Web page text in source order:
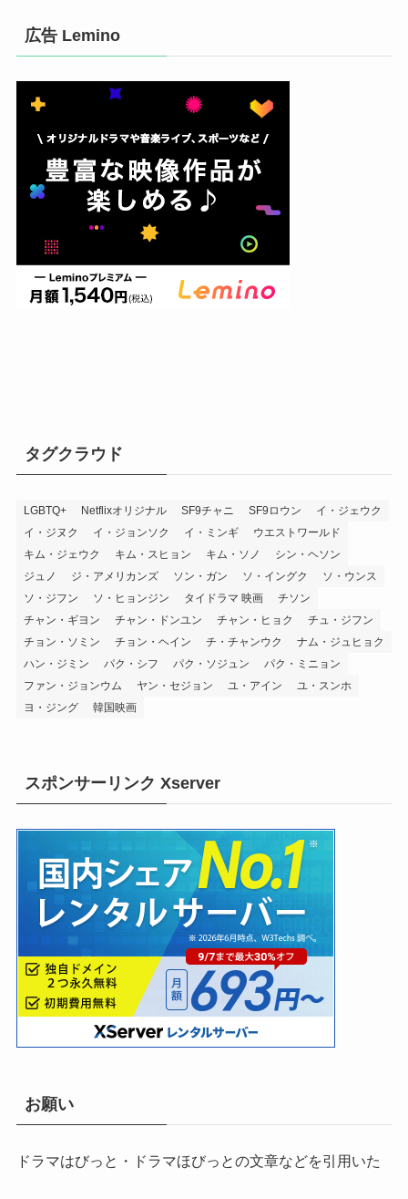
広告 Lemino
タグクラウド
LGBTQ+ Netflixオリジナル SF9チャニ SF9ロウン
イ・ジェウク
イ・ジヌク
イ・ジョンソク イ・ミンギ
ウエストワールド
キム・ジェウク
キム・スヒョン キム・ソノ
シン・ヘソン
ジュノ
ジ・アメリカンズ ソン・ガン ソ・イングク
ソ・ウンス
ソ・ジフン
ソ・ヒョンジン タイドラマ 映画
チソン
チャン・ギヨン
チャン・ドンユン チャン・ヒョク
チュ・ジフン
チョン・ソミン
チョン・ヘイン チ・チャンウク
ナム・ジュヒョク
ハン・ジミン
パク・シフ パク・ソジュン
パク・ミニョン
ファン・ジョンウム
ヤン・セジョン ユ・アイン
ユ・スンホ
ヨ・ジング
韓国映画
スポンサーリンク Xserver
お願い
ドラマはびっと・ドラマほびっとの文章などを引用いた